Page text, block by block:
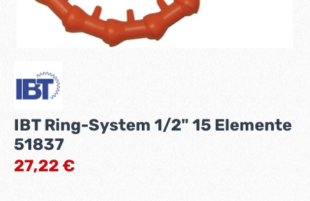
IBT Ring-System 1/2" 15 Elemente
51837
Regulärer Preis:
27,22 €